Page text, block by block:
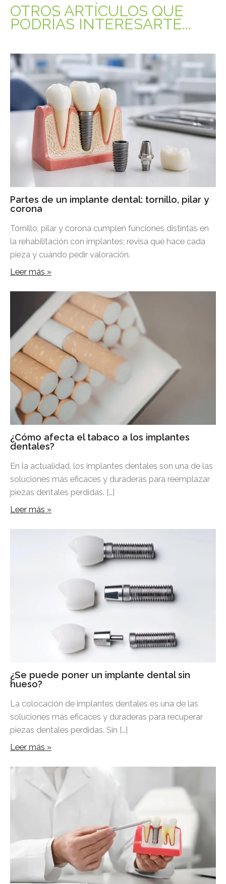
OTROS ARTÍCULOS QUE
PODRÍAS INTERESARTE...
Partes de un implante dental: tornillo, pilar y
corona
Tornillo, pilar y corona cumplen funciones distintas en
la rehabilitación con implantes; revisa qué hace cada
pieza y cuándo pedir valoración.
Leer más »
¿Cómo afecta el tabaco a los implantes
dentales?
En la actualidad, los implantes dentales son una de las
soluciones más eficaces y duraderas para reemplazar
piezas dentales perdidas. […]
Leer más »
¿Se puede poner un implante dental sin
hueso?
La colocación de implantes dentales es una de las
soluciones más eficaces y duraderas para recuperar
piezas dentales perdidas. Sin […]
Leer más »